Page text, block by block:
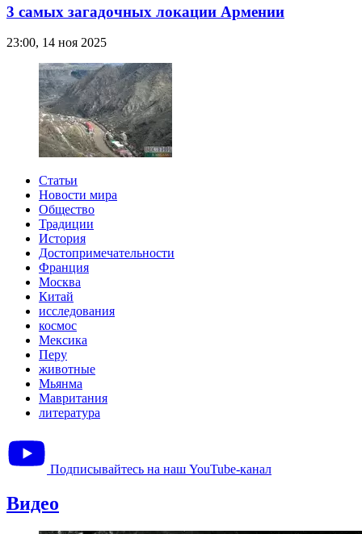
3 самых загадочных локации Армении
23:00, 14 ноя 2025
Статьи
Новости мира
Общество
Традиции
История
Достопримечательности
Франция
Москва
Китай
исследования
космос
Мексика
Перу
животные
Мьянма
Мавритания
литература
Подписывайтесь на наш YouTube-канал
Видео